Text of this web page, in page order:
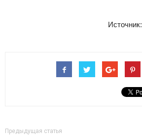
Источник:
Предыдущая статья